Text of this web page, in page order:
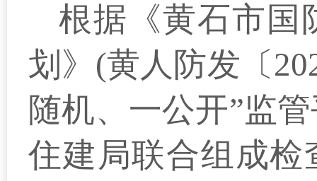
根据《黄石市 国
划 》(黄人防发〔 20
随机、 一公开”监
住建局联合组成检